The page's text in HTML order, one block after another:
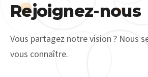
Rejoignez-nous
Vous partagez notre vision ? Nous
vous connaître.